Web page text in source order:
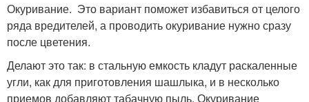
Окуривание. Это вариант поможет избавиться от целого
ряда вредителей, а проводить окуривание нужно сразу
после цветения.
Делают это так: в стальную емкость кладут раскаленные
угли, как для приготовления шашлыка, и в несколько
приемов добавляют табачную пыль. Окуривание